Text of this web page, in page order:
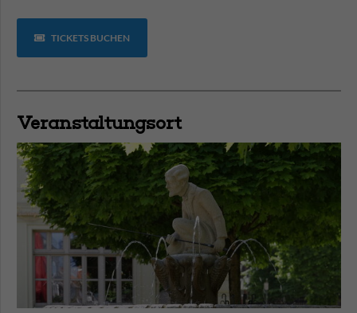
TICKETS BUCHEN
Veranstaltungsort